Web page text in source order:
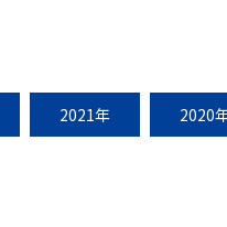
2021年 2020